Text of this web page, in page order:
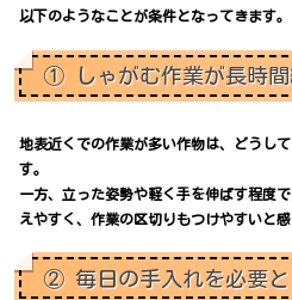
以下のようなことが条件となってきます。
① しゃがむ作業が長時間
地表近くでの作業が多い作物は、どうし
す。
一方、立った姿勢や軽く手を伸ばす程度
えやすく、作業の区切りもつけやすいと感
② 毎日の手入れを必要と